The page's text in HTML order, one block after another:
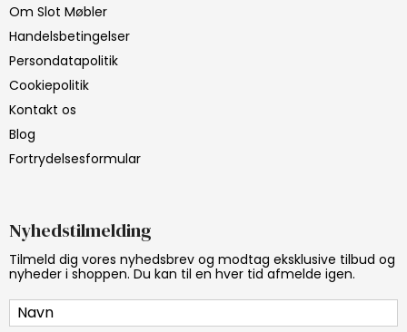
Om Slot Møbler
Handelsbetingelser
Persondatapolitik
Cookiepolitik
Kontakt os
Blog
Fortrydelsesformular
Nyhedstilmelding
Tilmeld dig vores nyhedsbrev og modtag eksklusive tilbud og
nyheder i shoppen. Du kan til en hver tid afmelde igen.